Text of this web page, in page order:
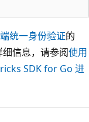
统一身份验证的
信息，请参阅使用
SDK for Go 进